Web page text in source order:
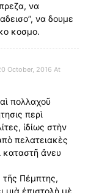
να
να δουμε
κοσμο.
October, 2016 At
πολλαχοῦ
περὶ
ἰδίως στὴν
πελατειακὲς
καταστῆ ἄνευ
τῆς Πέμπτης,